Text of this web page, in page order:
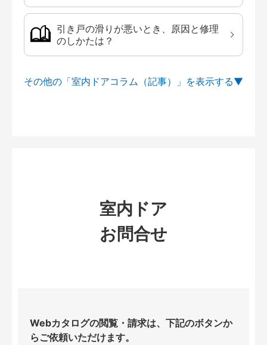
引き戸の滑りが悪いとき、原因と修理
のしかたは？
その他の「室内ドアコラム（記事）」を
室内ドア
お問合せ
Webカタログの閲覧・請求は、下記のボタンか
らご依頼いただけます。